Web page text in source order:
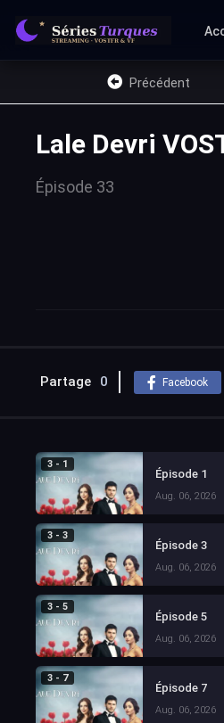
Précédent
Lale Devri
Épisode 33
Partage 0 Facebook
3 - 1
Épisode 1
Aug. 06, 2026
3 - 3
Épisode 3
Aug. 06, 2026
3 - 5
Épisode 5
Aug. 06, 2026
3 - 7
Épisode 7
Aug. 06, 2026